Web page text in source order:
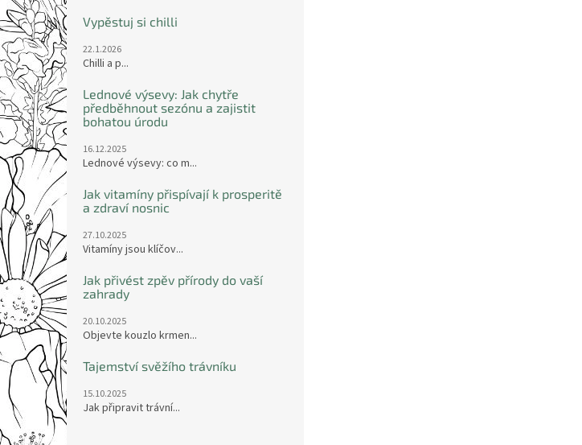
Vypěstuj si chilli
22.1.2026
Chilli a p...
Lednové výsevy: Jak chytře
předběhnout sezónu a zajistit
bohatou úrodu
16.12.2025
Lednové výsevy: co m...
Jak vitamíny přispívají k prosperitě
a zdraví nosnic
27.10.2025
Vitamíny jsou klíčov...
Jak přivést zpěv přírody do vaší
zahrady
20.10.2025
Objevte kouzlo krmen...
Tajemství svěžího trávníku
15.10.2025
Jak připravit trávní...